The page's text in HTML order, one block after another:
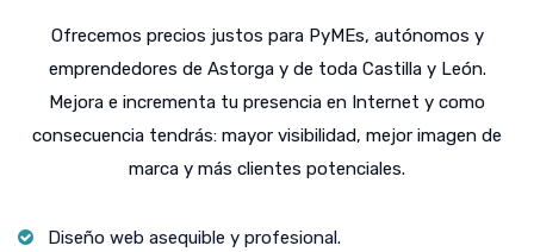
Ofrecemos precios justos para PyMEs, autónomos y
emprendedores de Astorga y de toda Castilla y León.
Mejora e incrementa tu presencia en Internet y como
consecuencia tendrás: mayor visibilidad, mejor imagen de
marca y más clientes potenciales.
Diseño web asequible y profesional.